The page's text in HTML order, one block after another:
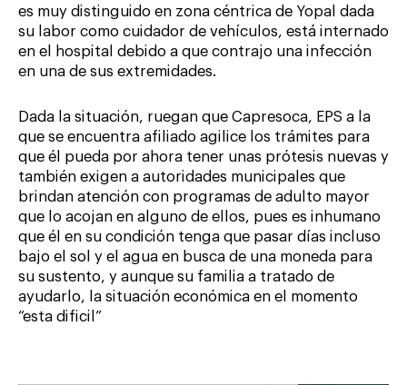
es muy distinguido en zona céntrica de Yopal dada
su labor como cuidador de vehículos, está internado
en el hospital debido a que contrajo una infección
en una de sus extremidades.
Dada la situación, ruegan que Capresoca, EPS a la
que se encuentra afiliado agilice los trámites para
que él pueda por ahora tener unas prótesis nuevas y
también exigen a autoridades municipales que
brindan atención con programas de adulto mayor
que lo acojan en alguno de ellos, pues es inhumano
que él en su condición tenga que pasar días incluso
bajo el sol y el agua en busca de una moneda para
su sustento, y aunque su familia a tratado de
ayudarlo, la situación económica en el momento
“esta dificil”